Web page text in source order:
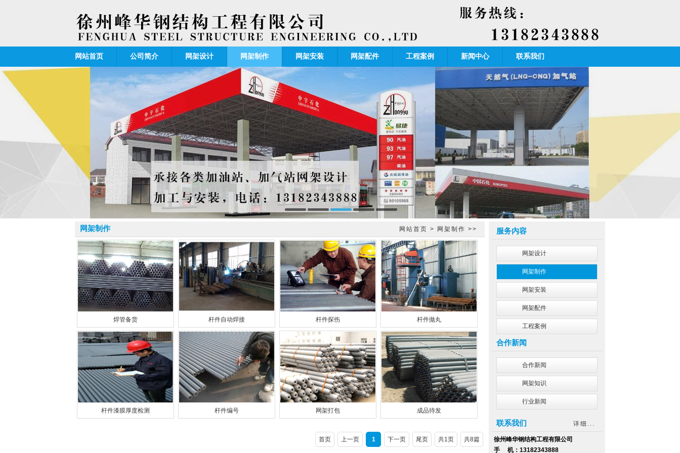
网站首页 公司简介 网架设计 网架制作 网架安装 网架配件 工程案例 新闻中心 联系我们
网架制作 网站首页 > 网架制作 >>
焊管备货 杆件自动焊接 杆件探伤 杆件拋丸
杆件漆膜厚度检测 杆件编号 网架打包 成品待发
首页 上一页 1 下一页 尾页 共1页 共8篇
服务内容
网架设计
网架制作
网架安装
网架配件
工程案例
合作新闻
合作新闻
网架知识
行业新闻
联系我们 详细...
徐州峰华钢结构工程有限公司
手 机： 13182343888